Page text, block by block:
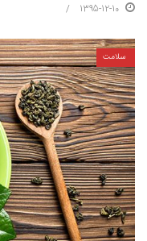
1395-12-10
سلامت